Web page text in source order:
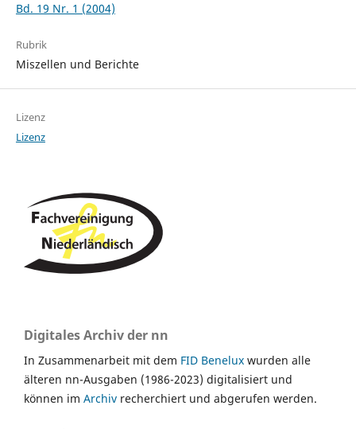
Bd. 19 Nr. 1 (2004)
Rubrik
Miszellen und Berichte
Lizenz
Lizenz
Digitales Archiv der nn
In Zusammenarbeit mit dem FID Benelux wurden alle
älteren nn-Ausgaben (1986-2023) digitalisiert und
können im Archiv recherchiert und abgerufen werden.